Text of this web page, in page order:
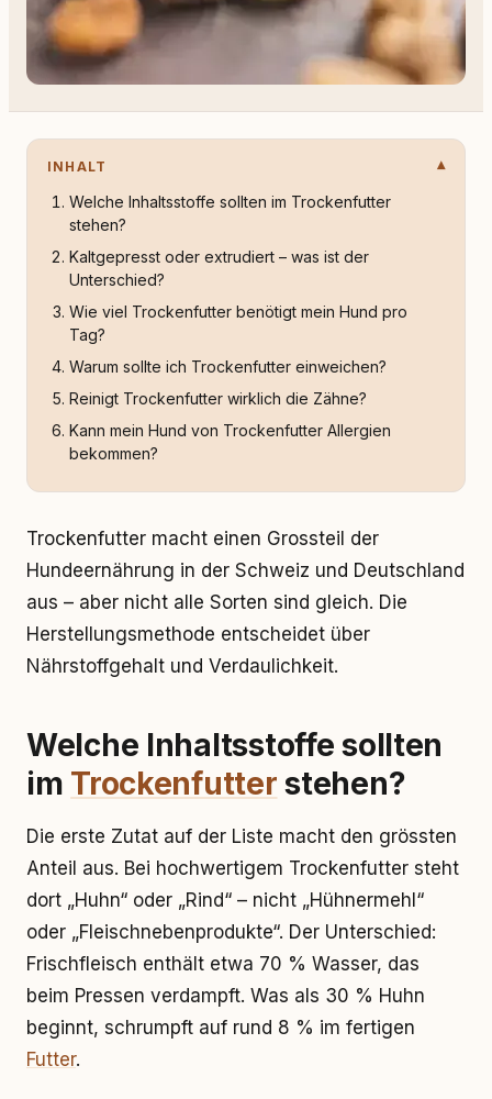
INHALT
Welche Inhaltsstoffe sollten im Trockenfutter
stehen?
Kaltgepresst oder extrudiert – was ist der
Unterschied?
Wie viel Trockenfutter benötigt mein Hund pro
Tag?
Warum sollte ich Trockenfutter einweichen?
Reinigt Trockenfutter wirklich die Zähne?
Kann mein Hund von Trockenfutter Allergien
bekommen?
Trockenfutter macht einen Grossteil der
Hundeernährung in der Schweiz und Deutschland
aus – aber nicht alle Sorten sind gleich. Die
Herstellungsmethode entscheidet über
Nährstoffgehalt und Verdaulichkeit.
Welche Inhaltsstoffe sollten
im Trockenfutter stehen?
Die erste Zutat auf der Liste macht den grössten
Anteil aus. Bei hochwertigem Trockenfutter steht
dort „Huhn“ oder „Rind“ – nicht „Hühnermehl“
oder „Fleischnebenprodukte“. Der Unterschied:
Frischfleisch enthält etwa 70 % Wasser, das
beim Pressen verdampft. Was als 30 % Huhn
beginnt, schrumpft auf rund 8 % im fertigen
Futter.